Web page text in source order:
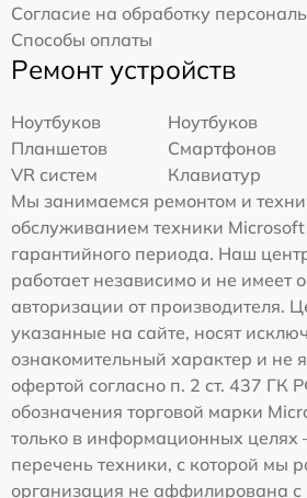
Согласие на обработку
Способы оплаты
Ремонт устройств
Ноутбуков
Ноутбуков
Планшетов
Смартфонов
VR систем
Клавиатур
Мы занимаемся ремонтом и
обслуживанием техники
гарантийного периода. Наш
работает независимо и не имеет
авторизации от производителя.
указанные на сайте, носят
ознакомительный характер и не
офертой согласно п. 2 ст. 437 ГК
обозначения торговой марки
только в информационных целях
перечень техники, с которой мы
организация не аффилирована с